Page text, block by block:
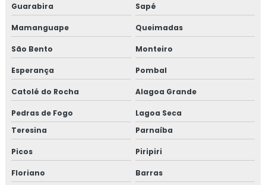
Guarabira Sapé
Mamanguape Queimadas
São Bento Monteiro
Esperança Pombal
Catolé do Rocha Alagoa Grande
Pedras de Fogo
Lagoa Seca
Teresina
Parnaíba
Picos Piripiri
Floriano Barras